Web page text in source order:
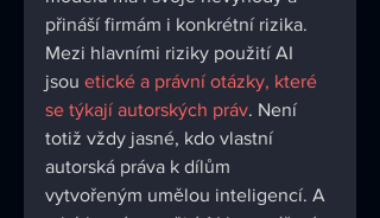
přináší firmám i konkrétní rizika.
Mezi hlavními riziky použití AI
jsou etické a právní otázky, které
se týkají autorských práv. Není
totiž vždy jasné, kdo vlastní
autorská práva k dílům
vytvořeným umělou inteligencí. A